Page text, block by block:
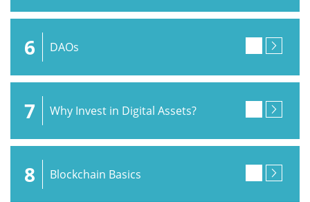
6 DAOs
7 Why Invest in Digital Assets?
8 Blockchain Basics